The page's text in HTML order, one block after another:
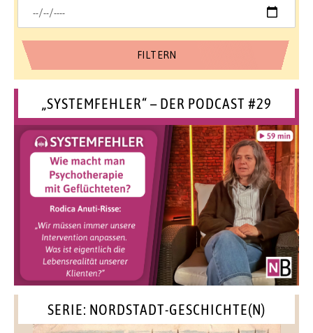
„SYSTEMFEHLER“ – DER PODCAST #29
SERIE: NORDSTADT-GESCHICHTE(N)